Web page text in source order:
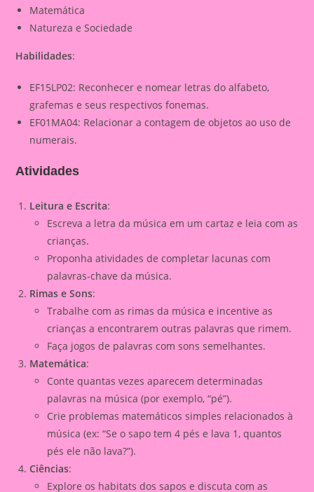
Matemática
Natureza e Sociedade
Habilidades:
EF15LP02: Reconhecer e nomear letras do alfabeto,
grafemas e seus respectivos fonemas.
EF01MA04: Relacionar a contagem de objetos ao uso de
numerais.
Atividades
Leitura e Escrita:
Escreva a letra da música em um cartaz e leia com as
crianças.
Proponha atividades de completar lacunas com
palavras-chave da música.
Rimas e Sons:
Trabalhe com as rimas da música e incentive as
crianças a encontrarem outras palavras que rimem.
Faça jogos de palavras com sons semelhantes.
Matemática:
Conte quantas vezes aparecem determinadas
palavras na música (por exemplo, “pé”).
Crie problemas matemáticos simples relacionados à
música (ex: “Se o sapo tem 4 pés e lava 1, quantos
pés ele não lava?”).
Ciências:
Explore os habitats dos sapos e discuta com as